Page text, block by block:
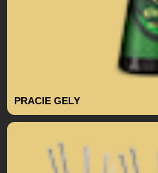
PRACIE GELY